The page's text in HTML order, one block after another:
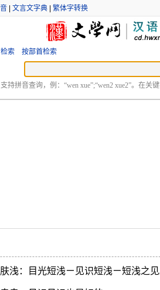
| 文言文字典| 繁体字转换
索 按部首检索
支持拼音查询，例：“wen xue”;“wen2 xue2”。在关
浅：目光短浅ㄧ见识短浅ㄧ短浅之见